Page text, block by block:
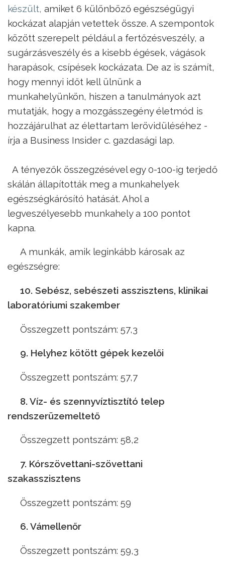
készült, amiket 6 különböző egészségügyi
kockázat alapján vetettek össze. A szempontok
között szerepelt például a fertőzésveszély, a
sugárzásveszély és a kisebb égések, vágások
harapások, csípések kockázata. De az is számít,
hogy mennyi időt kell ülnünk a
munkahelyünkön, hiszen a tanulmányok azt
mutatják, hogy a mozgásszegény életmód is
hozzájárulhat az élettartam lerövidüléséhez -
írja a Business Insider c. gazdasági lap.
A tényezők összegzésével egy 0-100-ig terjedő
skálán állapították meg a munkahelyek
egészségkárósító hatását. Ahol a
legveszélyesebb munkahely a 100 pontot
kapna.
A munkák, amik leginkább károsak az
egészségre:
10. Sebész, sebészeti asszisztens, klinikai
laboratóriumi szakember
Összegzett pontszám: 57,3
9. Helyhez kötött gépek kezelői
Összegzett pontszám: 57,7
8. Víz- és szennyvíztisztító telep
rendszerüzemeltető
Összegzett pontszám: 58,2
7. Kórszövettani-szövettani
szakasszisztens
Összegzett pontszám: 59
6. Vámellenőr
Összegzett pontszám: 59,3